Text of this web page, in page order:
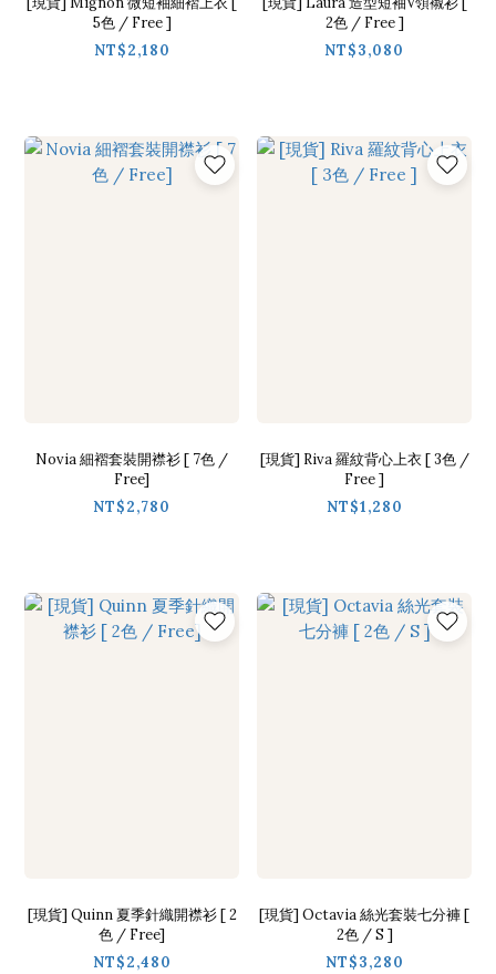
5色 / Free ]
NT$2,180
2色 / Free ]
NT$3,080
Novia 細褶套裝開襟衫 [ 7色 /
Free]
NT$2,780
[現貨] Riva 羅紋背心上衣 [ 3色 /
Free ]
NT$1,280
[現貨] Quinn 夏季針織開襟衫 [ 2
色 / Free]
NT$2,480
[現貨] Octavia 絲光套裝七分褲 [
2色 / S ]
NT$3,280